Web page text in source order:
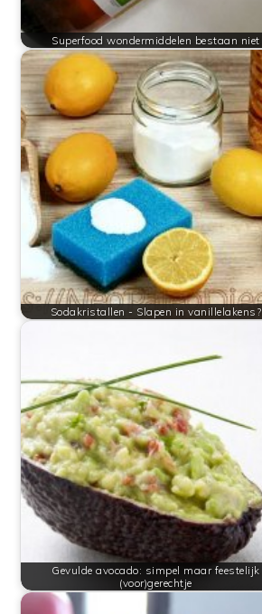
Superfood wondermiddelen bestaan niet
Sodakristallen - Slapen in vanillelakens?
Gevulde avocado: simpel maar feestelijk
(voor)gerechtje